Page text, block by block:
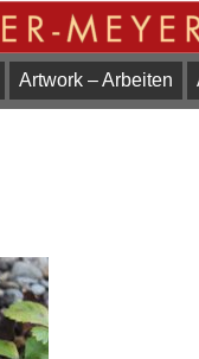
Artwork – Arbeiten